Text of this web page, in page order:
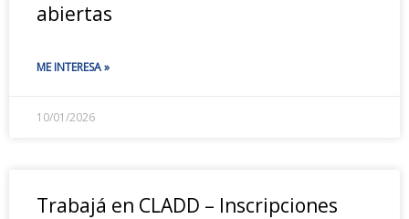
abiertas
ME INTERESA »
10/01/2026
Trabajá en CLADD – Inscripciones